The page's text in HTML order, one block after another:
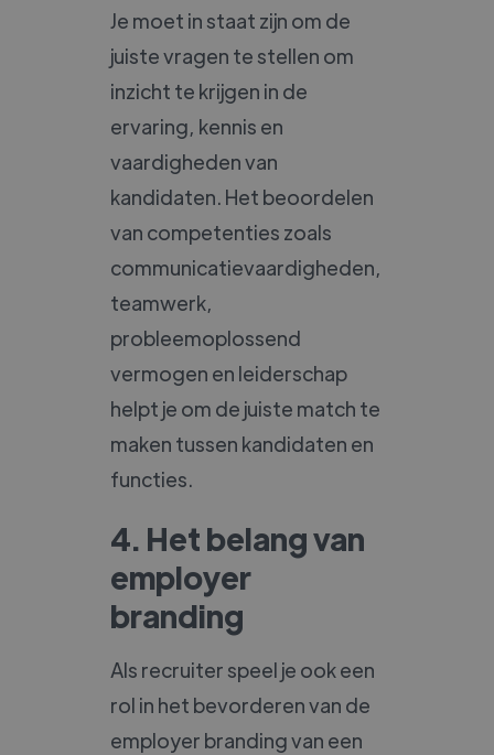
Je moet in staat zijn om de
juiste vragen te stellen om
inzicht te krijgen in de
ervaring, kennis en
vaardigheden van
kandidaten. Het beoordelen
van competenties zoals
communicatievaardigheden,
teamwerk,
probleemoplossend
vermogen en leiderschap
helpt je om de juiste match te
maken tussen kandidaten en
functies.
4. Het belang van
employer
branding
Als recruiter speel je ook een
rol in het bevorderen van de
employer branding van een